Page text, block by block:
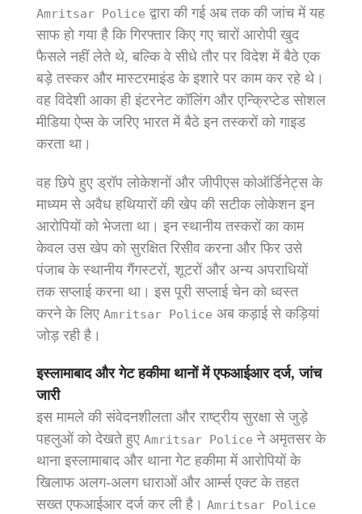
Amritsar Police द्वारा की गई अब तक की जांच में यह
साफ हो गया है कि गिरफ्तार किए गए चारों आरोपी खुद
फैसले नहीं लेते थे, बल्कि वे सीधे तौर पर विदेश में बैठे एक
बड़े तस्कर और मास्टरमाइंड के इशारे पर काम कर रहे थे।
वह विदेशी आका ही इंटरनेट कॉलिंग और एन्क्रिप्टेड सोशल
मीडिया ऐप्स के जरिए भारत में बैठे इन तस्करों को गाइड
करता था।
वह छिपे हुए ड्रॉप लोकेशनों और जीपीएस कोऑर्डिनेट्स के
माध्यम से अवैध हथियारों की खेप की सटीक लोकेशन इन
आरोपियों को भेजता था। इन स्थानीय तस्करों का काम
केवल उस खेप को सुरक्षित रिसीव करना और फिर उसे
पंजाब के स्थानीय गैंगस्टरों, शूटरों और अन्य अपराधियों
तक सप्लाई करना था। इस पूरी सप्लाई चेन को ध्वस्त
करने के लिए Amritsar Police अब कड़ाई से कड़ियां
जोड़ रही है।
इस्लामाबाद और गेट हकीमा थानों में एफआईआर दर्ज, जांच
जारी
इस मामले की संवेदनशीलता और राष्ट्रीय सुरक्षा से जुड़े
पहलुओं को देखते हुए Amritsar Police ने अमृतसर के
थाना इस्लामाबाद और थाना गेट हकीमा में आरोपियों के
खिलाफ अलग-अलग धाराओं और आर्म्स एक्ट के तहत
सख्त एफआईआर दर्ज कर ली है। Amritsar Police